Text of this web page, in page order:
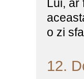
Lui, ar
o zi
12.